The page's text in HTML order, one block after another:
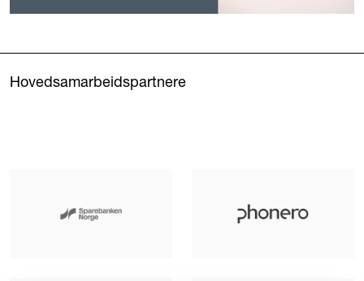
Hovedsamarbeidspartnere